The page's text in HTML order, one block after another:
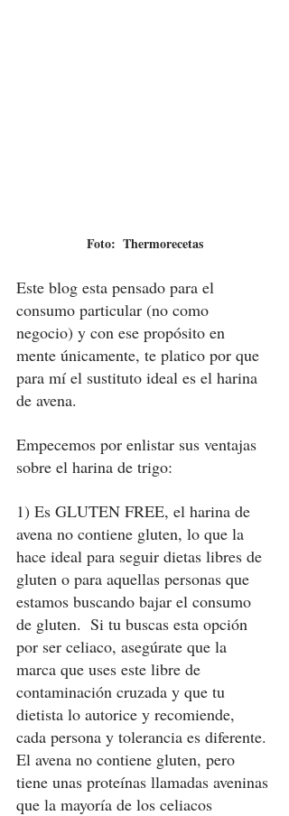
Foto:  Thermorecetas
Este blog esta pensado para el
consumo particular (no como
negocio) y con ese propósito en
mente únicamente, te platico por que
para mí el sustituto ideal es el harina
de avena.
Empecemos por enlistar sus ventajas
sobre el harina de trigo:
1) Es GLUTEN FREE, el harina de
avena no contiene gluten, lo que la
hace ideal para seguir dietas libres de
gluten o para aquellas personas que
estamos buscando bajar el consumo
de gluten.  Si tu buscas esta opción
por ser celiaco, asegúrate que la
marca que uses este libre de
contaminación cruzada y que tu
dietista lo autorice y recomiende,
cada persona y tolerancia es diferente.
El avena no contiene gluten, pero
tiene unas proteínas llamadas aveninas
que la mayoría de los celiacos